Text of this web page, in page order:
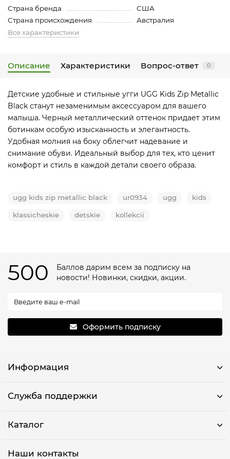
Страна бренда
США
Страна происхождения
Австралия
Все характеристики
Описание Характеристики Вопрос-ответ 0
Детские удобные и стильные угги UGG Kids Zip Metallic
Black станут незаменимым аксессуаром для вашего
малыша. Черный металлический оттенок придает этим
ботинкам особую изысканность и элегантность.
Удобная молния на боку облегчит надевание и
снимание обуви. Идеальный выбор для тех, кто ценит
комфорт и стиль в каждой детали своего образа.
ugg kids zip metallic black ur0934 ugg kids
klassicheskie detskie kollekcii
500
Баллов дарим всем за подписку на
новости! Новинки, скидки, акции.
Оформить подписку
Информация
Служба поддержки
Каталог
Наши контакты